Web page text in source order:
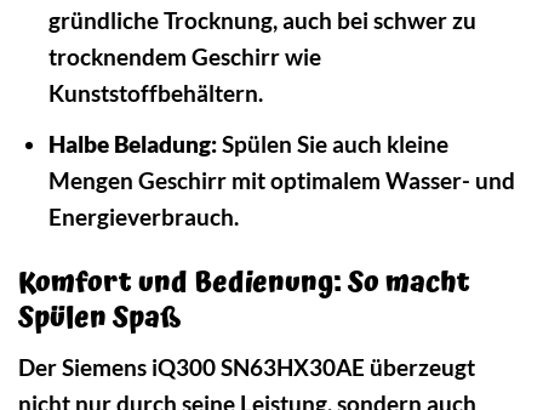
gründliche Trocknung, auch bei schwer zu
trocknendem Geschirr wie
Kunststoffbehältern.
Halbe Beladung:Spülen Sie auch kleine
Mengen Geschirr mit optimalem Wasser- und
Energieverbrauch.
Komfort und Bedienung: So macht
Spülen Spaß
Der Siemens iQ300 SN63HX30AE überzeugt
nicht nur durch seine Leistung, sondern auch